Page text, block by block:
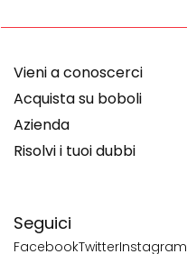
Seguici
FacebookTwitterInstagram
Vieni a conoscerci
Acquista su boboli
Azienda
Risolvi i tuoi dubbi